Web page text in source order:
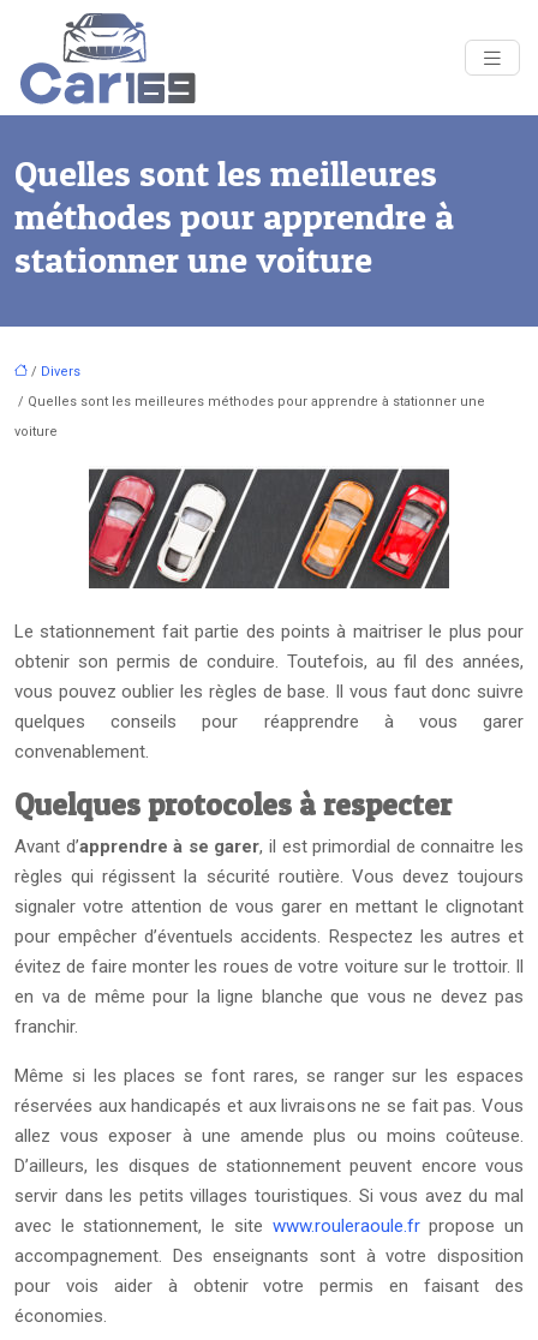
Quelles sont les meilleures
méthodes pour apprendre à
stationner une voiture
/ Divers
/ Quelles sont les meilleures méthodes pour apprendre à stationner une
voiture
Le stationnement fait partie des points à maitriser le plus pour
obtenir son permis de conduire. Toutefois, au fil des années,
vous pouvez oublier les règles de base. Il vous faut donc suivre
quelques conseils pour réapprendre à vous garer
convenablement.
Quelques protocoles à respecter
Avant d’apprendre à se garer, il est primordial de connaitre les
règles qui régissent la sécurité routière. Vous devez toujours
signaler votre attention de vous garer en mettant le clignotant
pour empêcher d’éventuels accidents. Respectez les autres et
évitez de faire monter les roues de votre voiture sur le trottoir. Il
en va de même pour la ligne blanche que vous ne devez pas
franchir.
Même si les places se font rares, se ranger sur les espaces
réservées aux handicapés et aux livraisons ne se fait pas. Vous
allez vous exposer à une amende plus ou moins coûteuse.
D’ailleurs, les disques de stationnement peuvent encore vous
servir dans les petits villages touristiques. Si vous avez du mal
avec le stationnement, le site www.rouleraoule.frpropose un
accompagnement. Des enseignants sont à votre disposition
pour vois aider à obtenir votre permis en faisant des
économies.